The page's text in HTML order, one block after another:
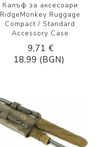
Калъф за аксесоари
RidgeMonkey Ruggage
Compact / Standard
Accessory Case
9,71 €
18,99 (BGN)